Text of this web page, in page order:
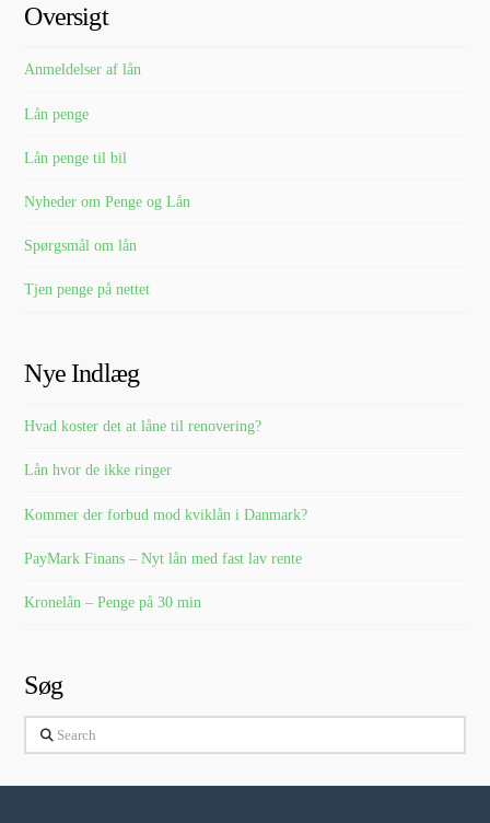
Oversigt
Anmeldelser af lån
Lån penge
Lån penge til bil
Nyheder om Penge og Lån
Spørgsmål om lån
Tjen penge på nettet
Nye Indlæg
Hvad koster det at låne til renovering?
Lån hvor de ikke ringer
Kommer der forbud mod kviklån i Danmark?
PayMark Finans – Nyt lån med fast lav rente
Kronelån – Penge på 30 min
Søg
Search